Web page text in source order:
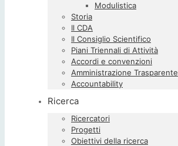
Modulistica
Storia
Il CDA
Il Consiglio Scientifico
Piani Triennali di Attività
Accordi e convenzioni
Amministrazione Trasparente
Accountability
Ricerca
Ricercatori
Progetti
Obiettivi della ricerca